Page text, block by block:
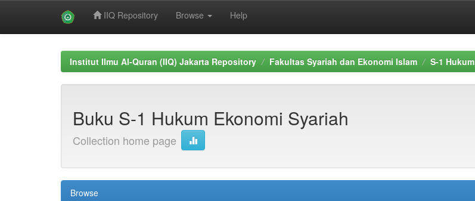
IIQ Repository Browse Help
Institut Ilmu Al-Quran (IIQ) Jakarta Repository Fakultas Syariah dan Ekonomi Islam S-1
Buku S-1 Hukum Ekonomi Syariah
Collection home page
Browse